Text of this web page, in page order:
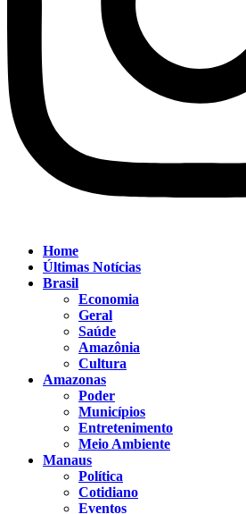
Home
Últimas Notícias
Brasil
Economia
Geral
Saúde
Amazônia
Cultura
Amazonas
Poder
Municípios
Entretenimento
Meio Ambiente
Manaus
Política
Cotidiano
Eventos